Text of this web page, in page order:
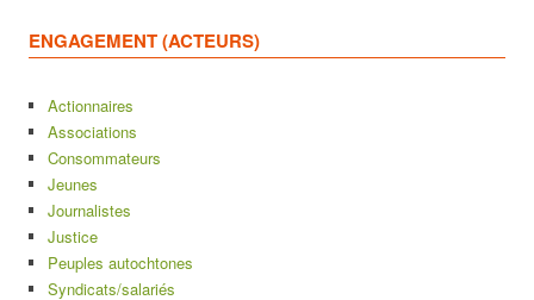
ENGAGEMENT (ACTEURS)
Actionnaires
Associations
Consommateurs
Jeunes
Journalistes
Justice
Peuples autochtones
Syndicats/salariés